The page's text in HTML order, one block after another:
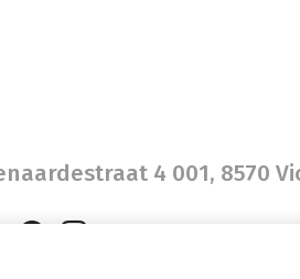
4 001, 8570